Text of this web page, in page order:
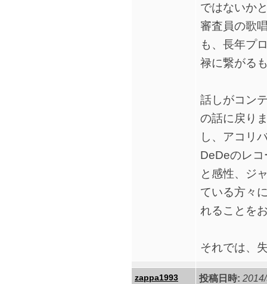
ではないか
審査員の歌
も、長年プ
禄に繋がる
話しがコン
の話に戻り
し、アコリ
DeDeのレ
と感性、ジ
ている方々
れることを
それでは、
zappa1993 投稿日時: